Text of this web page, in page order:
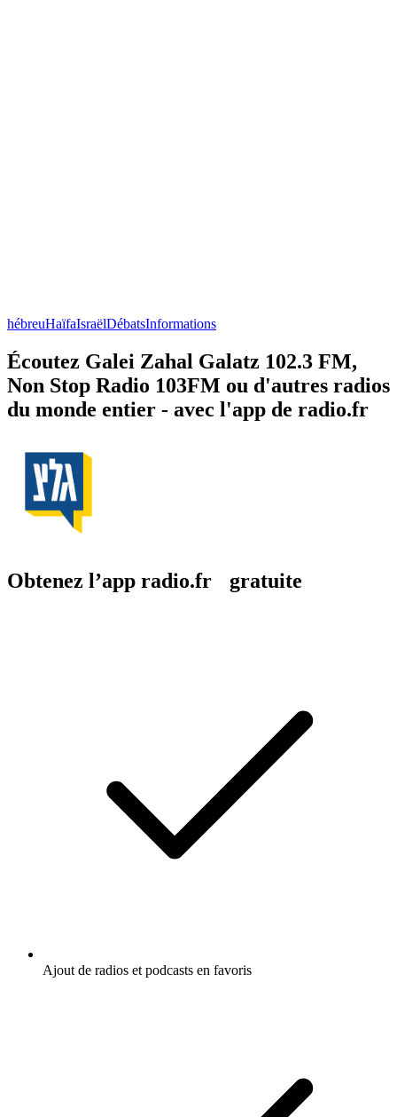
hébreuHaïfaIsraëlDébatsInformations
Écoutez Galei Zahal Galatz 102.3 FM,
Non Stop Radio 103FM ou d'autres radios
du monde entier - avec l'app de radio.fr
Obtenez l’app radio.fr gratuite
Ajout de radios et podcasts en favoris